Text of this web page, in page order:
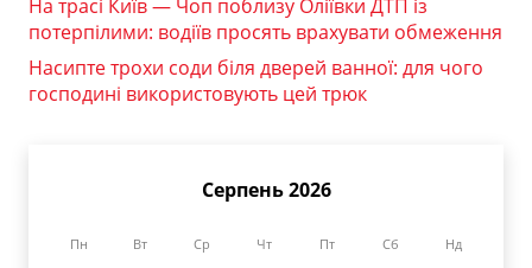
На трасі Київ — Чоп поблизу Оліївки ДТП із
потерпілими: водіїв просять врахувати обмеження
Насипте трохи соди біля дверей ванної: для чого
господині використовують цей трюк
Серпень 2026
Пн Вт Ср Чт Пт Сб Нд